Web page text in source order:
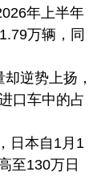
年上半年
万辆，同
逆势上扬，
口车中的占
日本自1月1
至130万日